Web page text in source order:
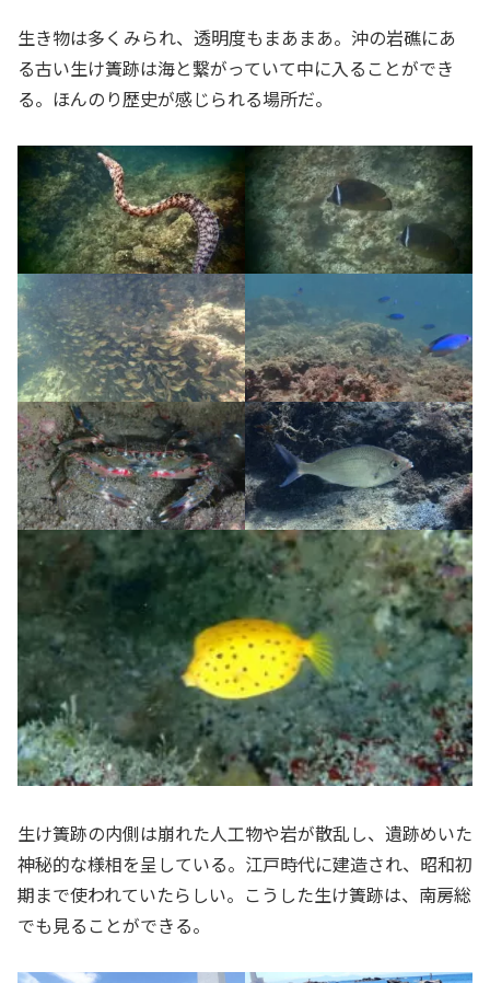
生き物は多くみられ、透明度もまあまあ。沖の岩礁にあ
る古い生け簀跡は海と繋がっていて中に入ることができ
る。ほんのり歴史が感じられる場所だ。
生け簀跡の内側は崩れた人工物や岩が散乱し、遺跡めいた
神秘的な様相を呈している。江戸時代に建造され、昭和初
期まで使われていたらしい。こうした生け簀跡は、南房総
でも見ることができる。